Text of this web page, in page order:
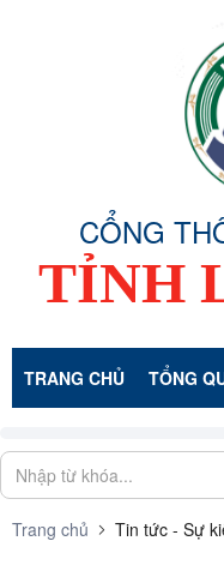
CỔNG
TỈNH
TRANG CHỦ TỔNG
Trang chủ Tin tức - Sự